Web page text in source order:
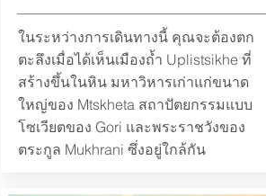
ในระหว่างการเดินทางนี้ คุณจะต้องตก
ตะลึงเมื่อได้เห็นเมืองถ้ำ Uplistsikhe ที่
สร้างขึ้นในหิน มหาวิหารเก่าแก่ขนาด
ใหญ่ของ Mtskheta สถาปัตยกรรมแบบ
โซเวียตของ Gori และพระราชวังของ
ตระกูล Mukhrani ซึ่งอยู่ใกล้กัน